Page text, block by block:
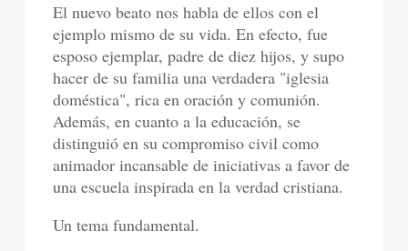
El nuevo beato nos habla de ellos con el
ejemplo mismo de su vida. En efecto, fue
esposo ejemplar, padre de diez hijos, y supo
hacer de su familia una verdadera "iglesia
doméstica", rica en oración y comunión.
Además, en cuanto a la educación, se
distinguió en su compromiso civil como
animador incansable de iniciativas a favor de
una escuela inspirada en la verdad cristiana.
Un tema fundamental.